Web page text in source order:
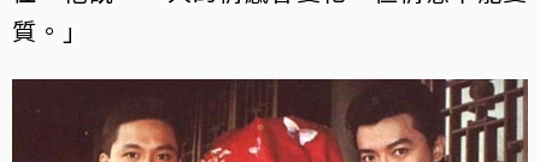
質。」